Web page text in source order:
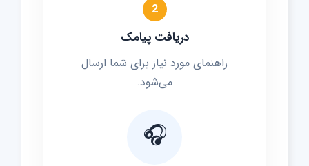
2
دریافت پیامک
راهنمای مورد نیاز برای شما ارسال
می‌شود.
🎧